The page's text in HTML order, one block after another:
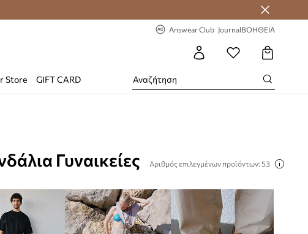
Answear Club JournalΒΟΗΘΕΙΑ
Store GIFT CARD
Γυναικείες Αριθμός επιλεγμένων προϊόντων: 53